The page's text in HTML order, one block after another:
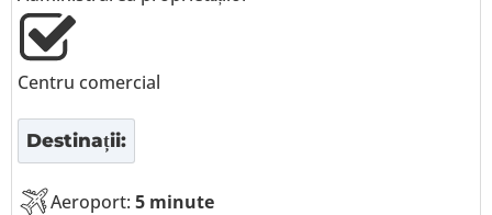
Centru comercial
Destinații:
Aeroport: 5 minute